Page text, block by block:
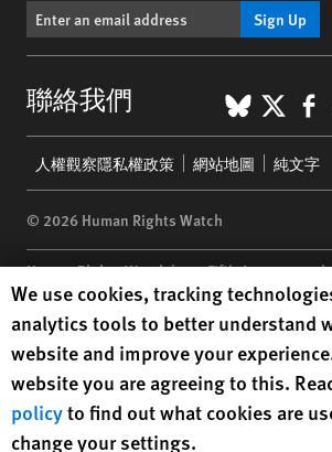
Sign Up
聯絡我們 X
menu
人權觀察隱私權政策 網站地圖 純文字
© 2026 Human Rights Watch
Human Rights Watch| 350 Fifth Avenue,
10118-3299USA|t 1.212.290.4700
Human Rights Watchis a 501(C)(3) nonprofit
under EIN: 13-2875808
Human Rights Watch cookie
We use cookies, tracking
analytics tools to better understand
website and improve your
website you are agreeing to this.
policyto find out what cookies are
change your settings.